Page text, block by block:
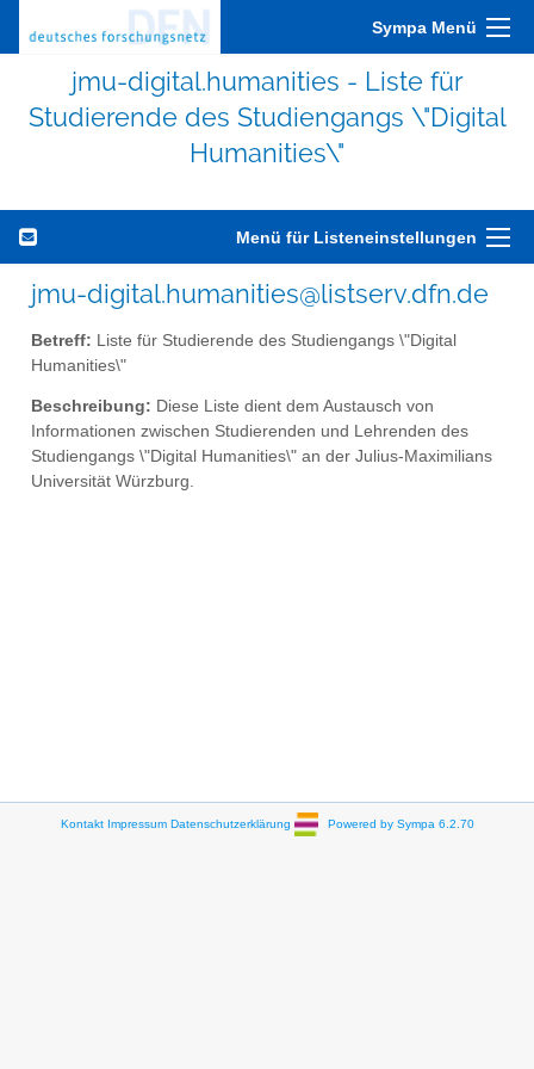
Sympa Menü
jmu-digital.humanities - Liste für
Studierende des Studiengangs \"Digital
Humanities\"
Menü für Listeneinstellungen
jmu-digital.humanities@listserv.dfn.de
Betreff: Liste für Studierende des Studiengangs \"Digital
Humanities\"
Beschreibung: Diese Liste dient dem Austausch von
Informationen zwischen Studierenden und Lehrenden des
Studiengangs \"Digital Humanities\" an der Julius-Maximilians
Universität Würzburg.
Kontakt Impressum Datenschutzerklärung Powered by Sympa 6.2.70